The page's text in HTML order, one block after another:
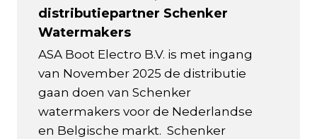
distributiepartner Schenker
Watermakers
ASA Boot Electro B.V. is met ingang
van November 2025 de distributie
gaan doen van Schenker
watermakers voor de Nederlandse
en Belgische markt. Schenker